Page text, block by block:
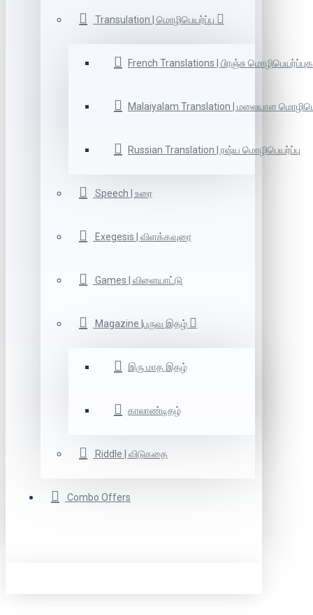
Transulation | மொழிபெயர்ப்பு
French Translations | பிரஞ்சு
Malaiyalam Translation | மலையாள
Russian Translation | ரஷ்ய மொழிபெயர்ப்பு
Speech | உரை
Exegesis | விளக்கவுரை
Games | விளையாட்டு
Magazine |பருவ இதழ்
இரு மாத இதழ்
காலாண்டிதழ்
Riddle | விடுகதை
Combo Offers